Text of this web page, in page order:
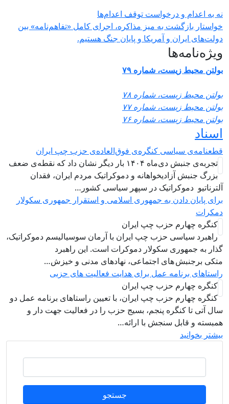
به اعدام و درخواست توقف اعدام‌ها
بازگشت به میز مذاکره، اجرای کامل «تفاهم‌نامه» بین
ایران و آمریکا و پایان جنگ هستیم.
محیط زیست، شماره ۷۹
محیط زیست، شماره ۷۸
محیط زیست، شماره ۷۷
محیط زیست، شماره ۷۶
سیاسی کنگره‌ی فوق‌العاده‌ی حزب چپ ایران
تجربه‌ی جنبش دی‌ماه ۱۴۰۴ بار دیگر نشان داد که نقطه‌ی ضعف
بزرگ جنبش آزادیخواهانه و دموکراتیک مردم ایران، فقدان
دموکراتیک در سپهر سیاسی کشور…
پایان دادن به جمهوری اسلامی و استقرار جمهوری سکولار
کنگره چهارم حزب چپ ایران
راهبرد سياسی حزب چپ ایران با آرمان سوسیالیسم دموکراتیک،
به جمهوری سکولار دموکرات است. این راهبرد
برجنبش های اجتماعی، نهادهای مدنی و خیزش‌…
برنامه عمل برای هدایت فعالیت های حزبی
کنگره چهارم حزب چپ ایران
کنگره چهارم حزب چپ ایران، با تعیین راستاهای برنامه عمل دو
آتی تا کنگره پنجم، بسیج حزب را در فعالیت جهت دار و
و قابل سنجش با ارائه…
بخوانید